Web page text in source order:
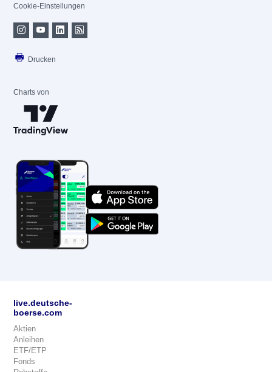
Cookie-Einstellungen
Drucken
Charts von
live.deutsche-
boerse.com
Aktien
Anleihen
ETF/ETP
Fonds